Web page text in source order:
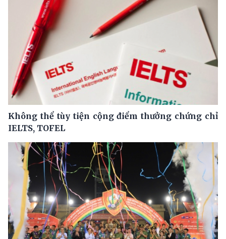
Không thể tùy tiện cộng điểm thưởng chứng chỉ
IELTS, TOFEL